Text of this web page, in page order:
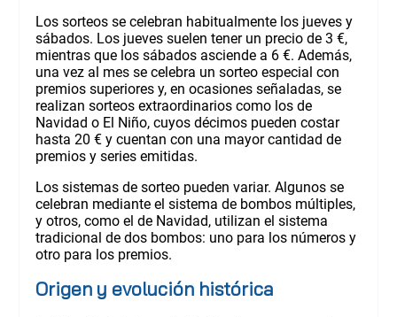
Los sorteos se celebran habitualmente los jueves y
sábados. Los jueves suelen tener un precio de 3 €,
mientras que los sábados asciende a 6 €. Además,
una vez al mes se celebra un sorteo especial con
premios superiores y, en ocasiones señaladas, se
realizan sorteos extraordinarios como los de
Navidad o El Niño, cuyos décimos pueden costar
hasta 20 € y cuentan con una mayor cantidad de
premios y series emitidas.
Los sistemas de sorteo pueden variar. Algunos se
celebran mediante el sistema de bombos múltiples,
y otros, como el de Navidad, utilizan el sistema
tradicional de dos bombos: uno para los números y
otro para los premios.
Origen y evolución histórica